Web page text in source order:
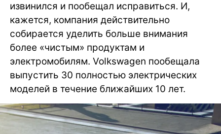
извинился и пообещал исправиться. И,
кажется, компания действительно
собирается уделить больше внимания
более «чистым» продуктам и
электромобилям. Volkswagen пообещала
выпустить 30 полностью электрических
моделей в течение ближайших 10 лет.